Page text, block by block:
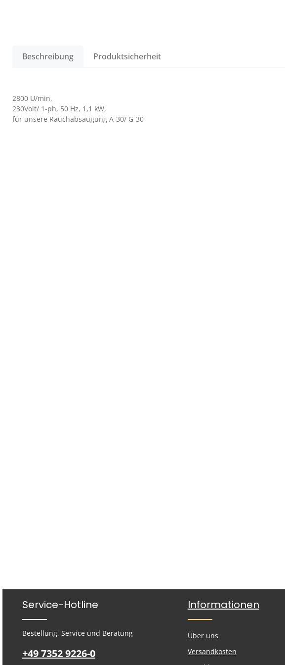
Beschreibung Produktsicherheit
2800 U/min,
230Volt/ 1-ph, 50 Hz, 1,1 kW,
für unsere Rauchabsaugung A-30/ G-30
Service-Hotline
Bestellung, Service und Beratung
+49 7352 9226-0
Informationen
Über uns
Versandkosten